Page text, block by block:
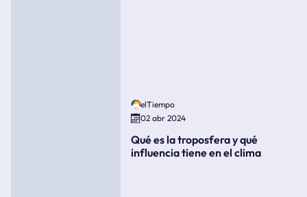
elTiempo
02 abr 2024
Qué es la troposfera y qué
influencia tiene en el clima